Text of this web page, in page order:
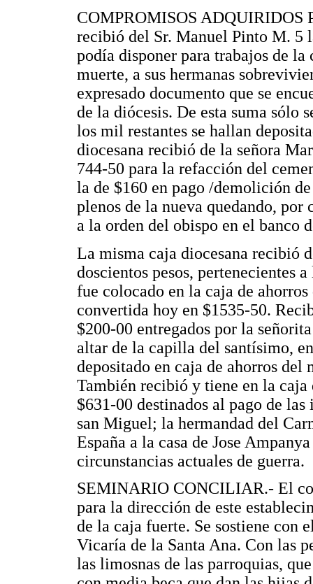
COMPROMISOS ADQUIRIDOS
recibió del Sr. Manuel Pinto M. 5
podía disponer para trabajos de la
muerte, a sus hermanas
expresado documento que se
de la diócesis. De esta suma sólo
los mil restantes se hallan
diocesana recibió de la señora
744-50 para la refacción del
la de $160 en pago /demolición
plenos de la nueva quedando, por
a la orden del obispo en el banco
La misma caja diocesana recibió
doscientos pesos, pertenecientes
fue colocado en la caja de
convertida hoy en $1535-50.
$200-00 entregados por la
altar de la capilla del santísimo,
depositado en caja de ahorros
También recibió y tiene en la
$631-00 destinados al pago de
san Miguel; la hermandad del
España a la casa de Jose
circunstancias actuales de guerra.
SEMINARIO CONCILIAR.- El
para la dirección de este
de la caja fuerte. Se sostiene con
Vicaría de la Santa Ana. Con las
las limosnas de las parroquias,